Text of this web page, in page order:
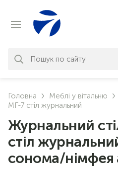
знайдено. Уточніть свій
Головна Меблі у вітальню
МГ-7 стіл журнальний
Журнальний
стіл
сонома/німфея